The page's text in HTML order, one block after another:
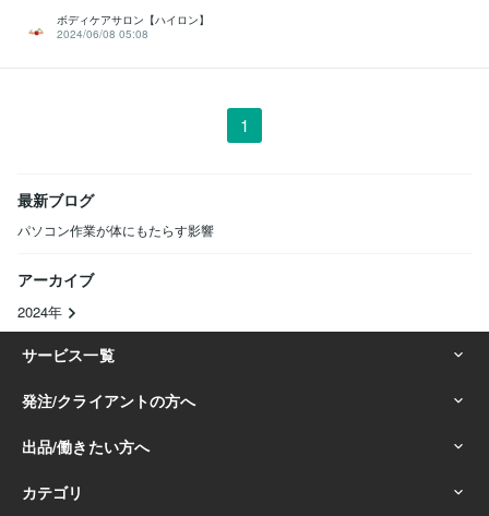
ボディケアサロン【ハイロン】
2024/06/08 05:08
1
最新ブログ
パソコン作業が体にもたらす影響
アーカイブ
2024年